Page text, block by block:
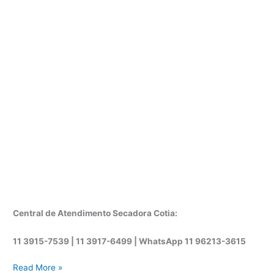
Central de Atendimento Secadora Cotia:
11 3915-7539 | 11 3917-6499 |WhatsApp11 96213-3615
A
Read More »